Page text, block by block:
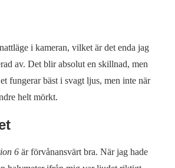
i kameran, vilket är det enda jag
av. Det blir absolut en skillnad, men
fungerar bäst i svagt ljus, men inte när
helt mörkt.
6 är förvånansvärt bra. När jag hade